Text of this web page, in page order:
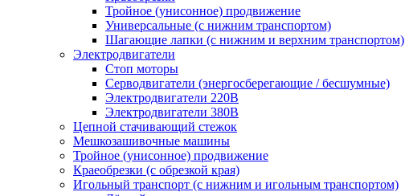
Тройное (унисонное) продвижение
Универсальные (с нижним транспортом)
Шагающие лапки (с нижним и верхним транспортом)
Электродвигатели
Стоп моторы
Серводвигатели (энергосберегающие / бесшумные)
Электродвигатели 220В
Электродвигатели 380В
Цепной стачивающий стежок
Мешкозашивочные машины
Тройное (унисонное) продвижение
Краеобрезки (с обрезкой края)
Игольный транспорт (с нижним и игольным транспортом)